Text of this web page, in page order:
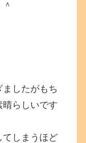
したがもち
晴らしいです
てしまうほど